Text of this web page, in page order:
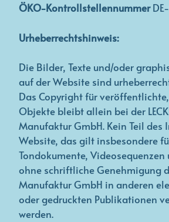
ÖKO-Kontrollstellennummer
Urheberrechtshinweis:
Die Bilder, Texte und/oder
auf der Website sind
Das Copyright für
Objekte bleibt allein bei der
Manufaktur GmbH. Kein Teil des
Website, das gilt insbesondere
Tondokumente, Videosequenzen
ohne schriftliche Genehmigung
Manufaktur GmbH in anderen
oder gedruckten Publikationen
werden.